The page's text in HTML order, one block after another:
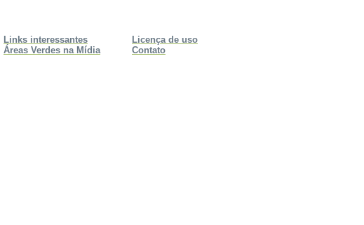
Licença de uso
Contato
Links interessantes
Áreas Verdes na Mídia